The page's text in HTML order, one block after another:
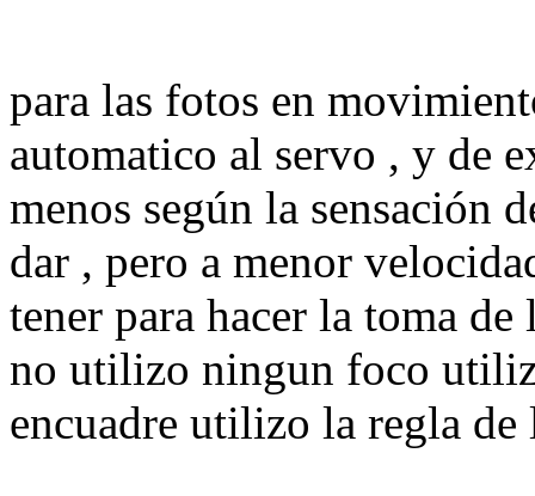
para las fotos en
automatico al servo , y de
menos según la sensación
dar , pero a menor
tener para hacer la toma
no utilizo ningun foco
encuadre utilizo la regla de